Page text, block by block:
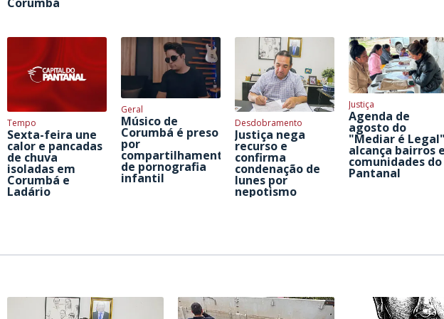
Tempo
Sexta-feira une
calor e pancadas
de chuva
isoladas em
Corumbá e
Ladário
Geral
Músico de
Corumbá é preso
por
compartilhamento
de pornografia
infantil
Desdobramento
Justiça nega
recurso e
confirma
condenação de
Iunes por
nepotismo
Justiça
Agenda de
agosto do
"Mediar é
alcança bairros
comunidades do
Pantanal